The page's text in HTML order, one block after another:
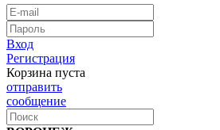
Вход
Регистрация
Корзина пуста
отправить
сообщение